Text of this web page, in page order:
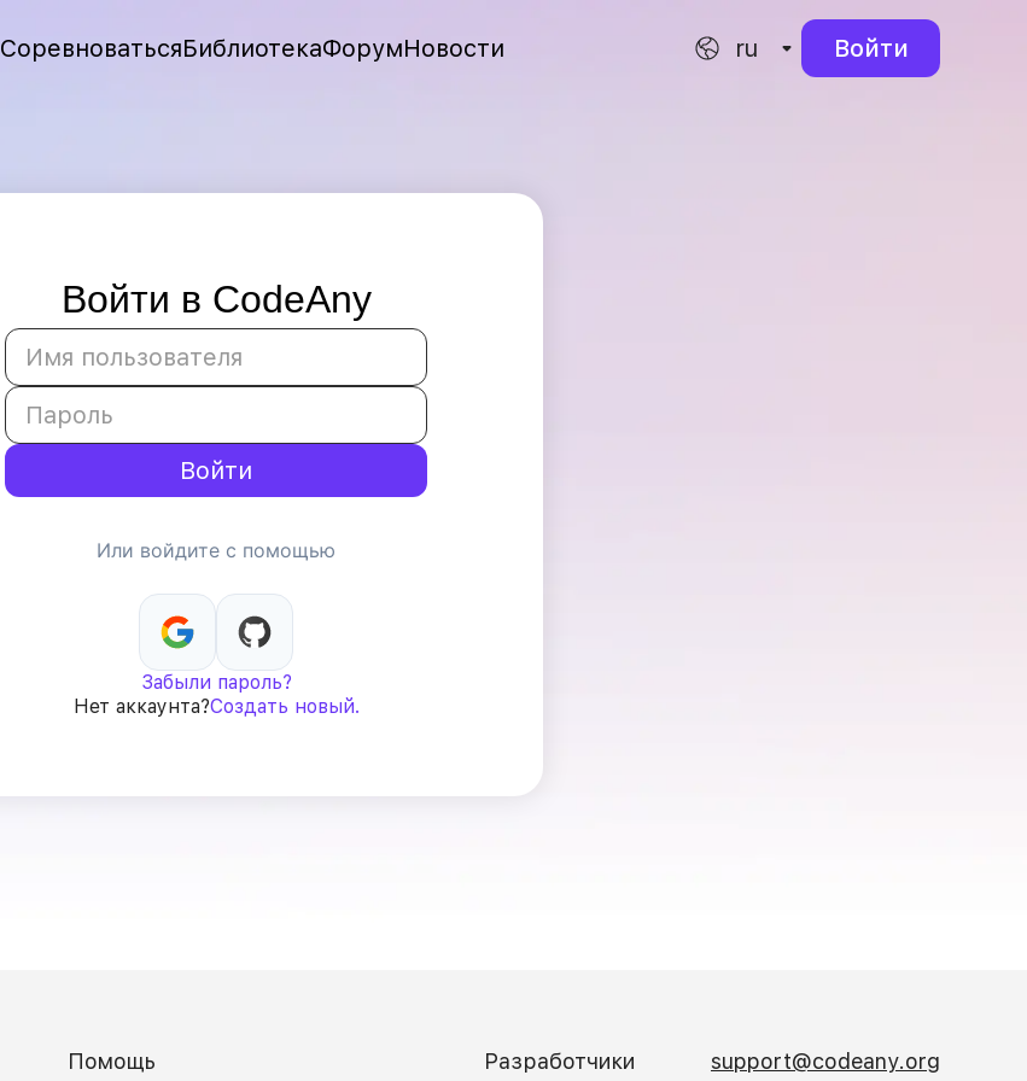
СоревноватьсяБиблиотекаФорумНовости ru Войти
Войти в CodeAny
Войти
Или войдите с помощью
Забыли пароль?
Нет аккаунта?Создать новый.
Помощь
Разработчики
support@codeany.org